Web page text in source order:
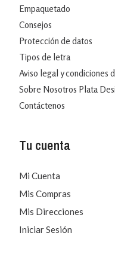
Empaquetado
Consejos
Protección de datos
Tipos de letra
Aviso legal y condiciones
Sobre Nosotros Plata
Contáctenos
Tu cuenta
Mi Cuenta
Mis Compras
Mis Direcciones
Iniciar Sesión